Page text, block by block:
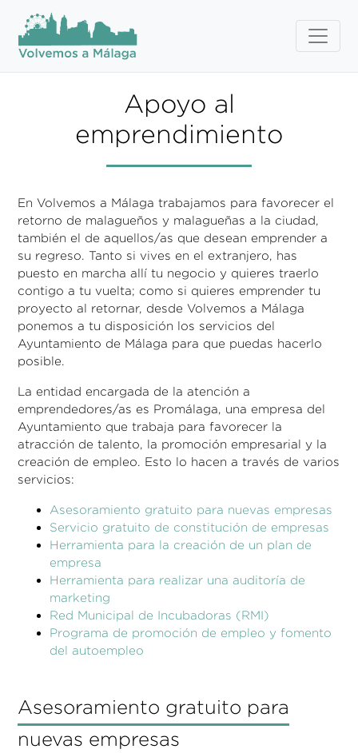
Apoyo al
emprendimiento
En Volvemos a Málaga trabajamos para favorecer el
retorno de malagueños y malagueñas a la ciudad,
también el de aquellos/as que desean emprender a
su regreso. Tanto si vives en el extranjero, has
puesto en marcha allí tu negocio y quieres traerlo
contigo a tu vuelta; como si quieres emprender tu
proyecto al retornar, desde Volvemos a Málaga
ponemos a tu disposición los servicios del
Ayuntamiento de Málaga para que puedas hacerlo
posible.
La entidad encargada de la atención a
emprendedores/as es Promálaga, una empresa del
Ayuntamiento que trabaja para favorecer la
atracción de talento, la promoción empresarial y la
creación de empleo. Esto lo hacen a través de varios
servicios:
Asesoramiento gratuito para nuevas empresas
Servicio gratuito de constitución de empresas
Herramienta para la creación de un plan de
empresa
Herramienta para realizar una auditoría de
marketing
Red Municipal de Incubadoras (RMI)
Programa de promoción de empleo y fomento
del autoempleo
Asesoramiento gratuito para
nuevas empresas